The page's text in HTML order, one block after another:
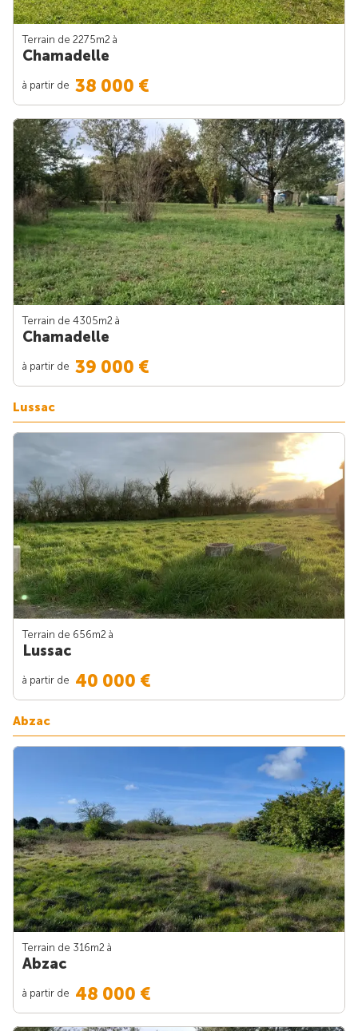
Terrain de 2275m2 à
Chamadelle
à partir de 38 000 €
Terrain de 4305m2 à
Chamadelle
à partir de 39 000 €
Lussac
Terrain de 656m2 à
Lussac
à partir de 40 000 €
Abzac
Terrain de 316m2 à
Abzac
à partir de 48 000 €